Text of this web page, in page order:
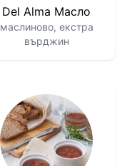
Del Alma Масло
маслиново, екстра
върджин